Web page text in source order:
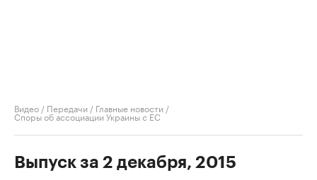
Видео / Передачи / Главные новости /
Споры об ассоциации Украины с ЕС
Выпуск за 2 декабря, 2015